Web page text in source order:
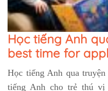
Học tiếng Anh
best time for
Học tiếng Anh qua
tiếng Anh cho trẻ thú